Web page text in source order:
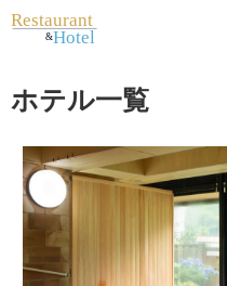
ホテル一覧